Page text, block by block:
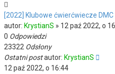
[2022] Klubowe ćwierćwiecze
autor: KrystianS » 12 paź 2022, o
0 Odpowiedzi
23322 Odsłony
Ostatni postautor: KrystianS
12 paź 2022, o 16:44